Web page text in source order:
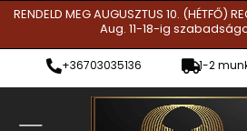
Skip
content
RENDELD MEG AUGUSZTUS 10. (HÉTFŐ)
Aug. 11-18-ig
+36703035136 1-2